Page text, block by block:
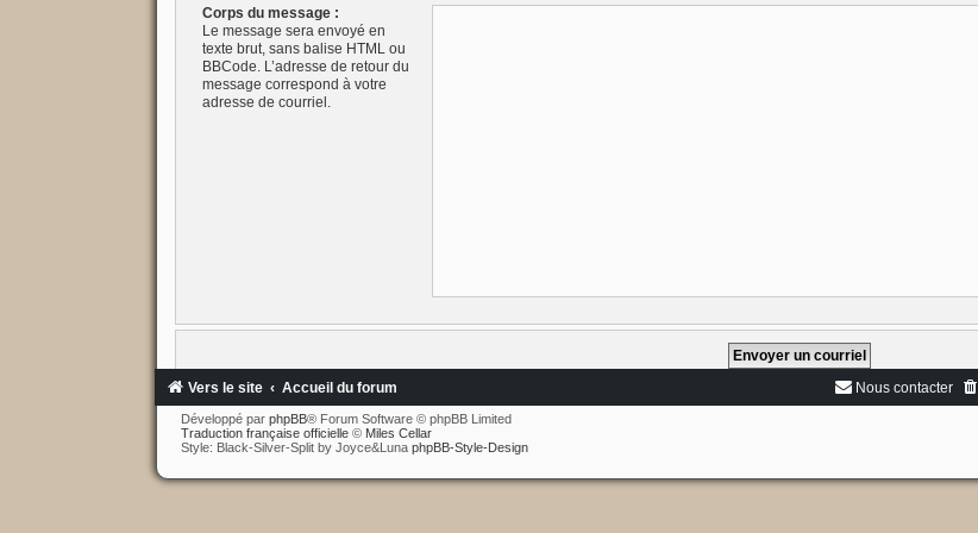
Corps du message :
Le message sera envoyé en
texte brut, sans balise HTML ou
BBCode. L’adresse de retour du
message correspond à votre
adresse de courriel.
Vers le site Accueil du forum Nous contacter
Développé par phpBB® Forum Software © phpBB Limited
Traduction française officielle© Miles Cellar
Style: Black-Silver-Split by Joyce&Luna phpBB-Style-Design